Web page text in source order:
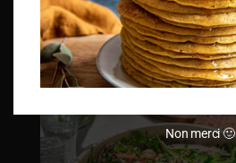
Non merci 🙂